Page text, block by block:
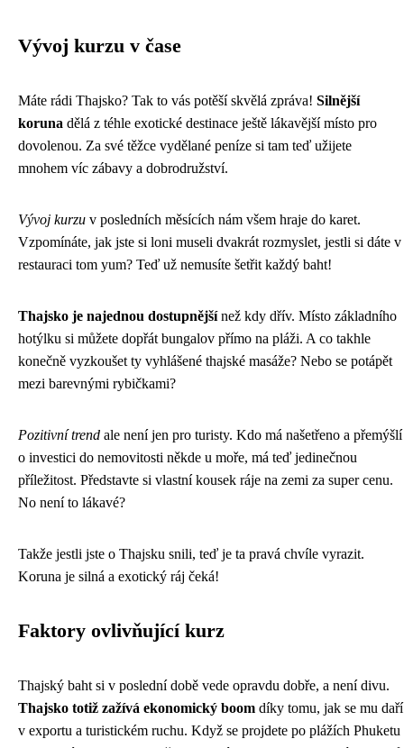
Vývoj kurzu v čase
Máte rádi Thajsko? Tak to vás potěší skvělá zpráva! Silnější
koruna dělá z téhle exotické destinace ještě lákavější místo pro
dovolenou. Za své těžce vydělané peníze si tam teď užijete
mnohem víc zábavy a dobrodružství.
Vývoj kurzu v posledních měsících nám všem hraje do karet.
Vzpomínáte, jak jste si loni museli dvakrát rozmyslet, jestli si dáte v
restauraci tom yum? Teď už nemusíte šetřit každý baht!
Thajsko je najednou dostupnějšínež kdy dřív. Místo základního
hotýlku si můžete dopřát bungalov přímo na pláži. A co takhle
konečně vyzkoušet ty vyhlášené thajské masáže? Nebo se potápět
mezi barevnými rybičkami?
Pozitivní trend ale není jen pro turisty. Kdo má našetřeno a přemýšlí
o investici do nemovitosti někde u moře, má teď jedinečnou
příležitost. Představte si vlastní kousek ráje na zemi za super cenu.
No není to lákavé?
Takže jestli jste o Thajsku snili, teď je ta pravá chvíle vyrazit.
Koruna je silná a exotický ráj čeká!
Faktory ovlivňující kurz
Thajský baht si v poslední době vede opravdu dobře, a není divu.
Thajsko totiž zažívá ekonomický boom díky tomu, jak se mu daří
v exportu a turistickém ruchu. Když se projdete po plážích Phuketu